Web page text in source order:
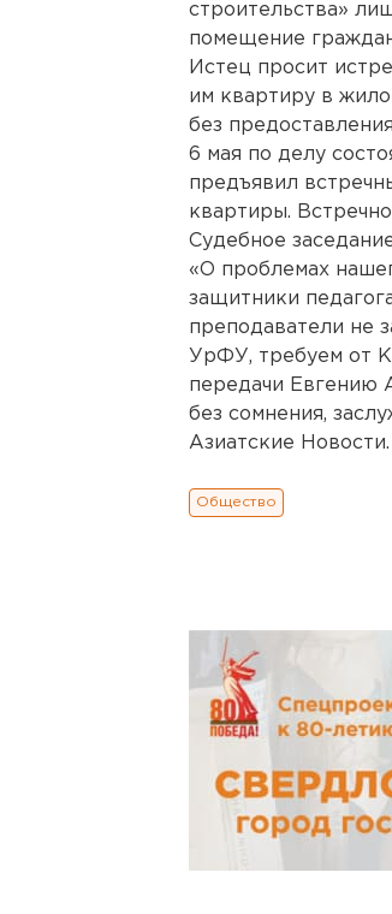
строительства»
помещение
Истец просит
им квартиру в
без
6 мая по делу
предъявил
квартиры.
Судебное
«О проблемах
защитники
преподаватели не
УрФУ, требуем от
передачи Евгению
без сомнения,
Азиатские Новости.
Общество